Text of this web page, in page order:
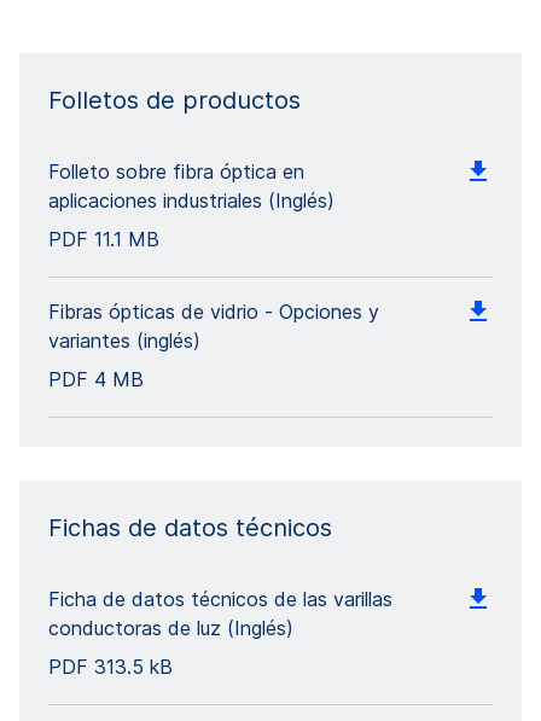
Folletos de productos
Folleto sobre fibra óptica en
aplicaciones industriales (Inglés)
PDF 11.1 MB
Fibras ópticas de vidrio - Opciones y
variantes (inglés)
PDF 4 MB
Fichas de datos técnicos
Ficha de datos técnicos de las varillas
conductoras de luz (Inglés)
PDF 313.5 kB